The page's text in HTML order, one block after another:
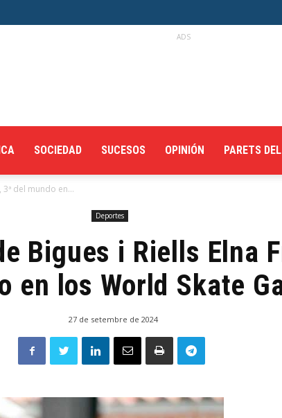
ADS
SOCIEDAD SUCESOS OPINIÓN PARETS
del mundo en...
Deportes
Bigues i Riells Elna
en los World Skate
27 de setembre de 2024